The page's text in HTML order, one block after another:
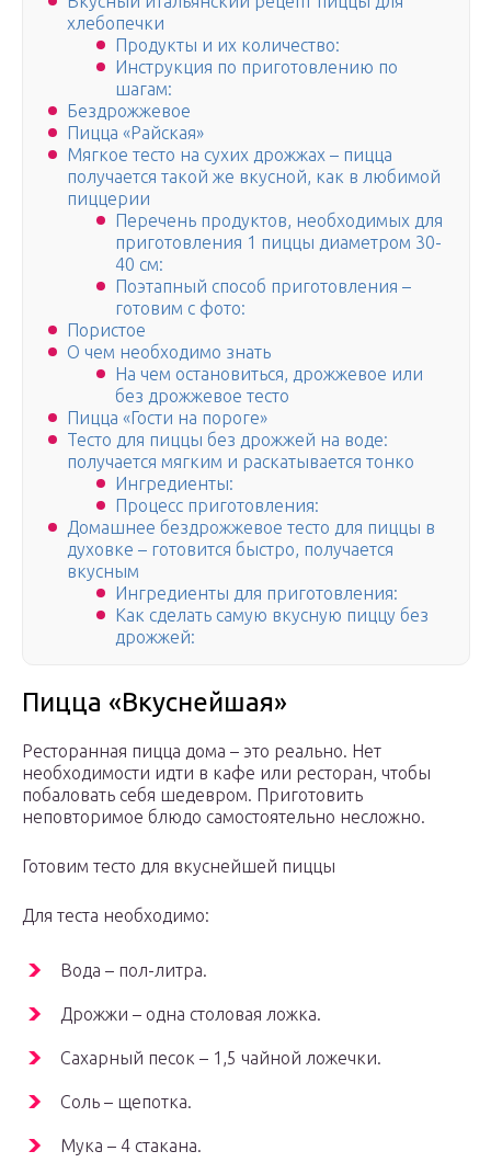
хлебопечки
Продукты и их количество:
Инструкция по приготовлению по
шагам:
Бездрожжевое
Пицца «Райская»
Мягкое тесто на сухих дрожжах – пицца
получается такой же вкусной, как в любимой
пиццерии
Перечень продуктов, необходимых для
приготовления 1 пиццы диаметром 30-
40 см:
Поэтапный способ приготовления –
готовим с фото:
Пористое
О чем необходимо знать
На чем остановиться, дрожжевое или
без дрожжевое тесто
Пицца «Гости на пороге»
Тесто для пиццы без дрожжей на воде:
получается мягким и раскатывается тонко
Ингредиенты:
Процесс приготовления:
Домашнее бездрожжевое тесто для пиццы в
духовке – готовится быстро, получается
вкусным
Ингредиенты для приготовления:
Как сделать самую вкусную пиццу без
дрожжей:
Пицца «Вкуснейшая»
Ресторанная пицца дома – это реально. Нет
необходимости идти в кафе или ресторан, чтобы
побаловать себя шедевром. Приготовить
неповторимое блюдо самостоятельно несложно.
Готовим тесто для вкуснейшей пиццы
Для теста необходимо:
Вода – пол-литра.
Дрожжи – одна столовая ложка.
Сахарный песок – 1,5 чайной ложечки.
Соль – щепотка.
Мука – 4 стакана.